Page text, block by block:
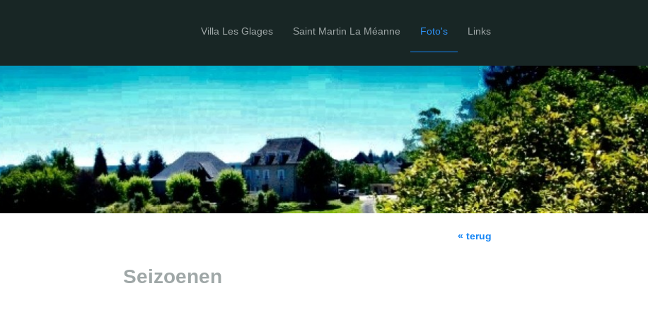
Villa Les Glages Saint Martin La Méanne Foto's Links
« terug
Seizoenen